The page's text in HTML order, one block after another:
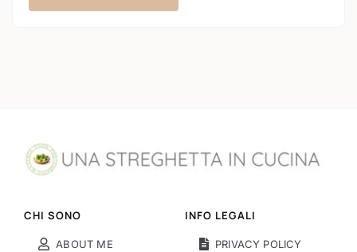
CHI SONO
ABOUT ME
INFO LEGALI
PRIVACY POLICY